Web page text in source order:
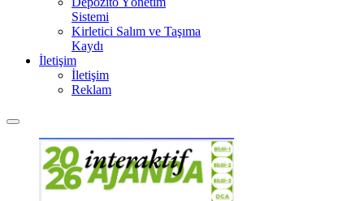
Sistemi
Kirletici Salım ve Taşıma
Kaydı
İletişim
İletişim
Reklam